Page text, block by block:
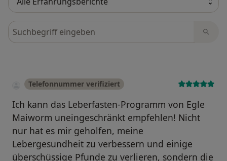
Bewertungen durchsuchen
Telefonnummer verifiziert
Ich kann das Leberfasten-Programm von Egle
Maiworm uneingeschränkt empfehlen! Nicht
nur hat es mir geholfen, meine
Lebergesundheit zu verbessern und einige
überschüssige Pfunde zu verlieren, sondern die